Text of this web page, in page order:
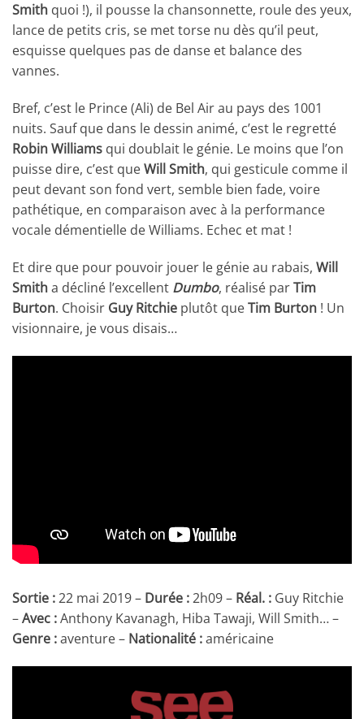
Smith quoi !), il pousse la chansonnette, roule des yeux,
lance de petits cris, se met torse nu dès qu’il peut,
esquisse quelques pas de danse et balance des
vannes.
Bref, c’est le Prince (Ali) de Bel Air au pays des 1001
nuits. Sauf que dans le dessin animé, c’est le regretté
Robin Williams qui doublait le génie. Le moins que l’on
puisse dire, c’est queWill Smith, qui gesticule comme il
peut devant son fond vert, semble bien fade, voire
pathétique, en comparaison avec à la performance
vocale démentielle de Williams. Echec et mat !
Et dire que pour pouvoir jouer le génie au rabais, Will
Smitha décliné l’excellent Dumbo, réalisé parTim
Burton. Choisir Guy Ritchie plutôt queTim Burton ! Un
visionnaire, je vous disais…
Sortie :22 mai 2019 – Durée :2h09 – Réal. : Guy Ritchie
–Avec :Anthony Kavanagh, Hiba Tawaji, Will Smith… –
Genre :aventure – Nationalité :américaine